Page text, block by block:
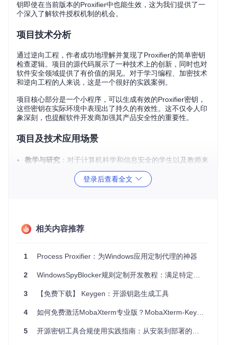
钥即使在当前版本的Proxifier中也能生效，这为我们提供了一
个深入了解软件授权机制的机会。
项目技术分析
通过逆向工程，作者成功地理解并复现了Proxifier的简单密钥
检查逻辑。项目的源代码展示了一种技术上的创新，同时也对
软件安全领域提供了有价值的洞见。对于学习编程、加密技术
和逆向工程的人来说，这是一个很好的实践案例。
项目核心部分是一个小程序，可以生成有效的Proxifier密钥，
这些密钥在实际环境中表现出了持久的有效性。这不仅令人印
象深刻，也提醒软件开发商加强其产品安全性的重要性。
项目及技术应用场景
教学与研究 ：对于计算机科学和信息安全的学生以及教师来
proxifier-keygen是深入了解软件保护机制和逆向工
程的一个生动实例。
件安全的实用技巧。
兼容性：生成的密钥能够在最新的Proxifier版本上工作，
法律合规：尽管能生成密钥，但作者明确指出该程序仅限
登录后查看全文
相关内容推荐
1 Process Proxifier：为Windows应用定制代理的神器
2 WindowsSpyBlocker规则定制开发教程：满足特定需求的高级配置
3 【免费下载】 Keygen：开源钥匙生成工具
4 如何免费激活MobaXterm专业版？MobaXterm-Keygen工具完整使用指南
5 开源密钥工具合规使用实践指南：从安装到部署的完整解决方案